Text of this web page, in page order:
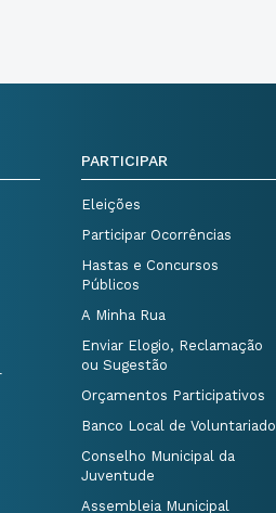
PARTICIPAR
Eleições
Participar Ocorrências
Hastas e Concursos
Públicos
A Minha Rua
Enviar Elogio, Reclamação
ou Sugestão
Orçamentos Participativos
Banco Local de Voluntariado
Conselho Municipal da
Juventude
Assembleia Municipal